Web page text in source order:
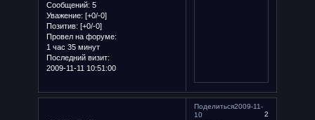
Сообщений: 5
Уважение: [+0/-0]
Позитив: [+0/-0]
Провел на форуме:
1 час 35 минут
Последний визит:
2009-11-11 10:51:00
Поделиться
2
2009-11-
10